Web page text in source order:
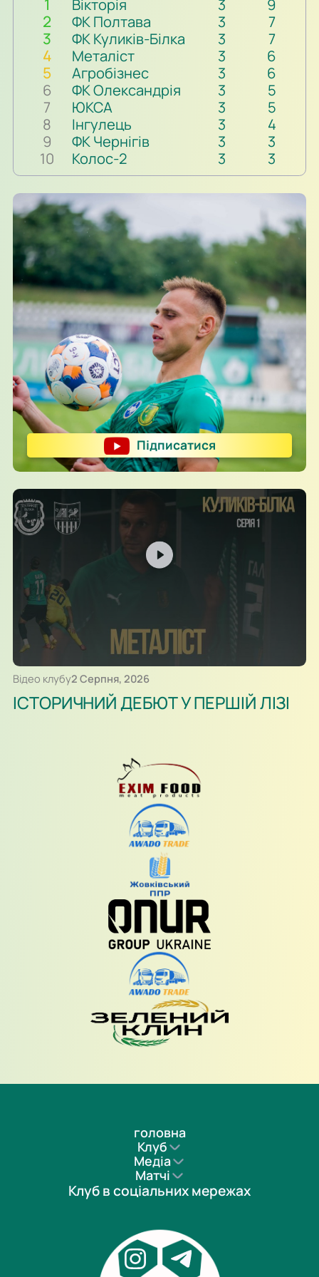
1 Вікторія 3
9
2
ФК Полтава 3
7
3
ФК Куликів-Білка 3
7
4
Металіст 3
6
5
Агробізнес 3
6
6
ФК Олександрія 3
5
7
ЮКСА 3
5
8
Інгулець 3
4
9
ФК Чернігів 3
3
10
Колос-2 3 3
Підписатися
Відео клубу2 Серпня, 2026
ІСТОРИЧНИЙ ДЕБЮТ У ПЕРШІЙ ЛІЗІ
головна
Клуб
Медіа
Матчі
Клуб в соціальних мережах